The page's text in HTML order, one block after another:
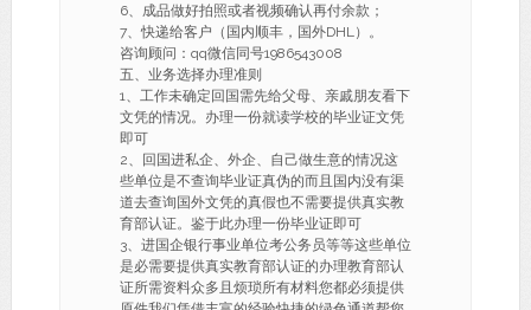
6、成品做好拍照或者视频确认再付余款；
7、快递给客户（国内顺丰，国外DHL）。
咨询顾问：qq微信同号1986543008
五、业务选择办理准则
1、工作未确定回国需先给父母、亲戚朋友看下
文凭的情况。办理一份就读学校的毕业证文凭
即可
2、回国进私企、外企、自己做生意的情况这
些单位是不查询毕业证真伪的而且国内没有渠
道去查询国外文凭的真假也不需要提供真实教
育部认证。鉴于此办理一份毕业证即可
3、进国企银行事业单位考公务员等等这些单位
是必需要提供真实教育部认证的办理教育部认
证所需资料众多且烦琐所有材料您都必须提供